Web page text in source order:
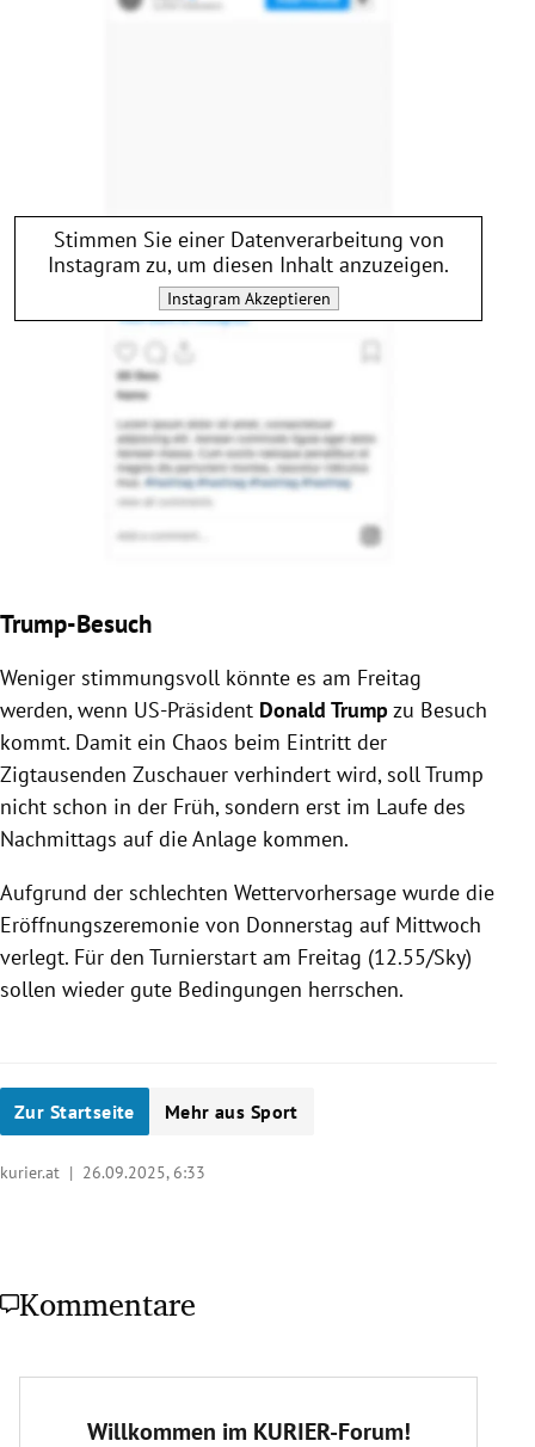
Stimmen Sie einer Datenverarbeitung von
Instagram zu, um diesen Inhalt anzuzeigen.
InstagramAkzeptieren
Trump-Besuch
Weniger stimmungsvoll könnte es am Freitag
werden, wenn US-Präsident Donald Trumpzu Besuch
kommt. Damit ein Chaos beim Eintritt der
Zigtausenden Zuschauer verhindert wird, soll Trump
nicht schon in der Früh, sondern erst im Laufe des
Nachmittags auf die Anlage kommen.
Aufgrund der schlechten Wettervorhersage wurde die
Eröffnungszeremonie von Donnerstag auf Mittwoch
verlegt. Für den Turnierstart am Freitag (12.55/Sky)
sollen wieder gute Bedingungen herrschen.
Zur Startseite Mehr aus Sport
kurier.at | 26.09.2025, 6:33
Kommentare